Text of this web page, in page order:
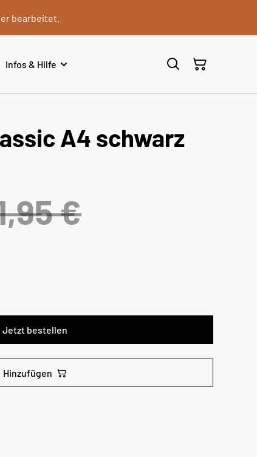
bearbeitet.
Infos & Hilfe
A4 schwarz
€
Jetzt bestellen
Hinzufügen